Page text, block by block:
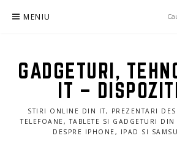
MENIU
GADGETURI,
IT –
STIRI ONLINE DIN IT, PREZENTARI
TELEFOANE, TABLETE SI GADGETURI
DESPRE IPHONE, IPAD SI